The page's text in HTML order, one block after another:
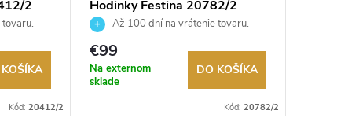
2
Kód: 20412/2
Hodinky Festina 20782/2
Až 100 dní na vrátenie tovaru.
Autorizovaný predajca.
€99
Na externom
sklade
DO KOŠÍKA
Kód: 20782/2